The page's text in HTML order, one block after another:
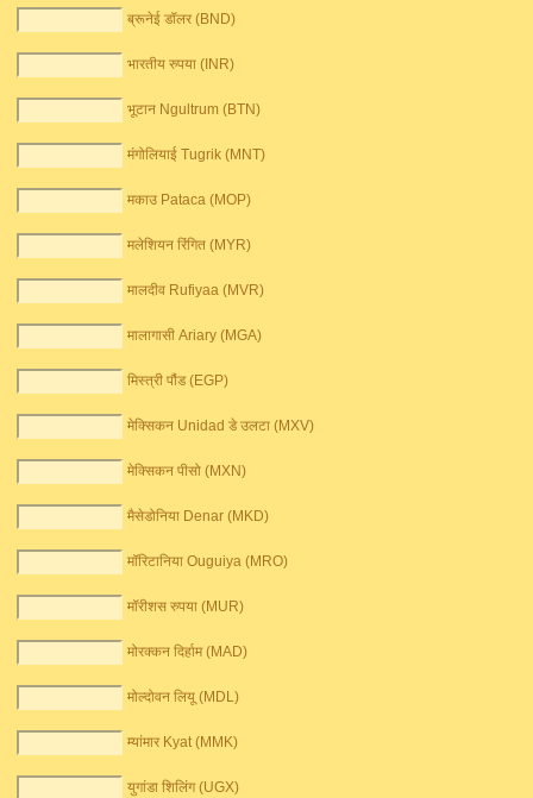
ब्रूनेई डॉलर (BND)
भारतीय रुपया (INR)
भूटान Ngultrum (BTN)
मंगोलियाई Tugrik (MNT)
मकाउ Pataca (MOP)
मलेशियन रिंगित (MYR)
मालदीव Rufiyaa (MVR)
मालागासी Ariary (MGA)
मिस्त्री पौंड (EGP)
मेक्सिकन Unidad डे उलटा (MXV)
मेक्सिकन पीसो (MXN)
मैसेडोनिया Denar (MKD)
मॉरिटानिया Ouguiya (MRO)
मॉरीशस रुपया (MUR)
मोरक्कन दिर्हाम (MAD)
मोल्दोवन लियू (MDL)
म्यांमार Kyat (MMK)
युगांडा शिलिंग (UGX)